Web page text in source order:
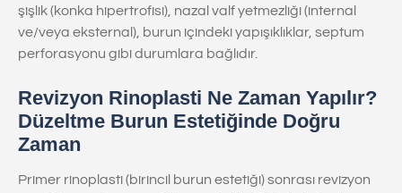
şişlik (konka hipertrofisi), nazal valf yetmezliği (internal
ve/veya eksternal), burun içindeki yapışıklıklar, septum
perforasyonu gibi durumlara bağlıdır.
Revizyon Rinoplasti Ne Zaman Yapılır?
Düzeltme Burun Estetiğinde Doğru
Zaman
Primer rinoplasti (birincil burun estetiği) sonrası revizyon